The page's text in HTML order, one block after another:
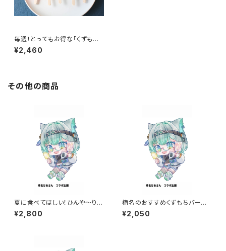
毎週！とってもお得な「くずもち
バーお試しBOX」
¥2,460
その他の商品
夏に食べてほしい！ひんや～り和
菓子セット
¥2,800
楠名のおすすめくずもちバーセッ
ト
¥2,050